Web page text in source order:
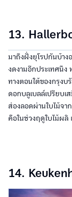
13.
มาถึงฝั่งยุโรปกันบ้าง
งดงามอีกประเทศนึง
ทางตอนใต้ของกรุงบ
ดอกบลูเบลล์เปรียบเ
ส่องลอดผ่านใบไม้จ
คือในช่วงฤดูใบไม้ผลิ
14.